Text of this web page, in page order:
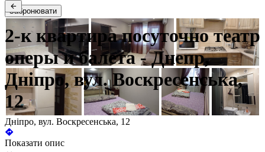
2-к квартира посуточно театр
оперы и балета - Днепр,
Дніпро, вул. Воскресенська,
12
Забронювати
Дніпро, вул. Воскресенська, 12
Показати опис